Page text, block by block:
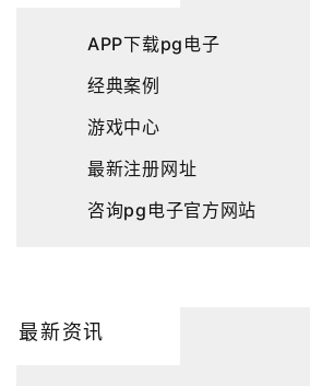
APP下载pg电子
经典案例
游戏中心
最新注册网址
咨询pg电子官方网站
最新资讯